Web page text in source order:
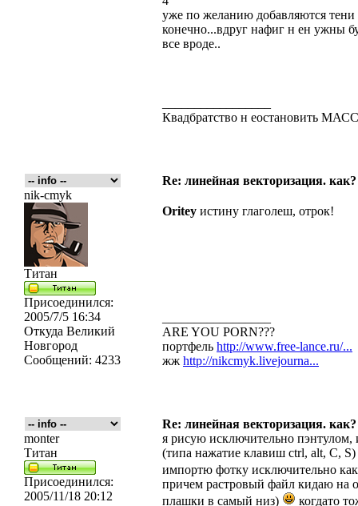
уже по желанию добавляются тени
конечно...вдруг нафиг н ен ужны
все вроде..
Квадбратство н еостановить
Re: линейная векторизация. как?
nik-cmyk
Титан
Присоединился:
2005/7/5 16:34
Откуда Великий
Новгород
Сообщений: 4233
Oritey истину глаголеш, отрок!
ARE YOU PORN???
портфель http://www.free-lance.ru/...
жж http://nikcmyk.livejourna...
Re: линейная векторизация. как?
monter
Титан
Присоединился:
2005/11/18 20:12
я рисую исключительно пэнтулом,
(типа нажатие клавиш ctrl, alt, C,
импортю фотку исключительно
причем растровый файл кидаю на
плашки в самый низ)
когдато